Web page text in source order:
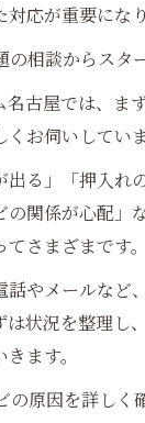
応が重要になり
の相談からスタ
名古屋では、ま
お伺いしていま
出る」「押入れ
の関係が心配」
さまざまです。
話やメールなど
は状況を整理し
ます。
の原因を詳しく